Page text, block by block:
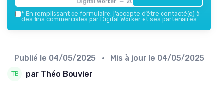
* En remplissant ce formulaire, j’accepte d’être contacté(e) à
des fins commerciales par Digital Worker et ses partenaires.
Publié le 04/05/2025 • Mis à jour le 04/05/2025
par Théo Bouvier